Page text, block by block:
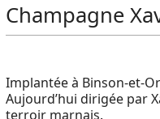
Champagne
Implantée à Binson-et-
Aujourd’hui dirigée par
terroir marnais.